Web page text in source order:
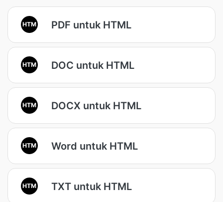
HTM PDF untuk HTML
HTM DOC untuk HTML
HTM DOCX untuk HTML
HTM Word untuk HTML
HTM TXT untuk HTML